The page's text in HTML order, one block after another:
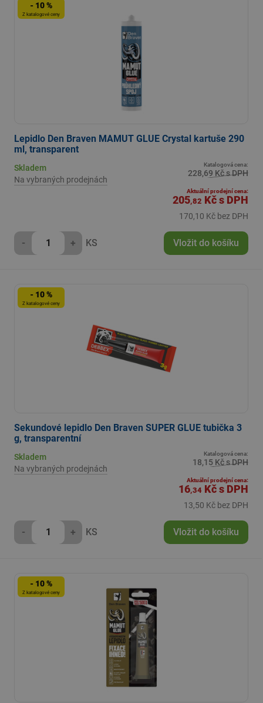
- 10 %
Z katalogové ceny
Lepidlo Den Braven MAMUT GLUE Crystal kartuše 290
ml, transparent
Skladem
Na vybraných prodejnách
Katalogová cena:
228,69 Kč s DPH
Aktuální prodejní cena:
205,82 Kčs DPH
170,10 Kč bez DPH
- + KS Vložit do košíku
- 10 %
Z katalogové ceny
Sekundové lepidlo Den Braven SUPER GLUE tubička 3
g, transparentní
Skladem
Na vybraných prodejnách
Katalogová cena:
18,15 Kč s DPH
Aktuální prodejní cena:
16,34 Kčs DPH
13,50 Kč bez DPH
- + KS Vložit do košíku
- 10 %
Z katalogové ceny